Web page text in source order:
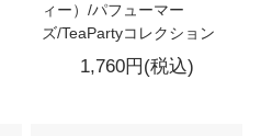
ィー）/パフューマー
ズ/TeaPartyコレクション
1,760円(税込)